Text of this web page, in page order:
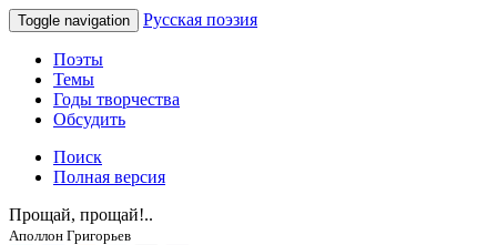
Toggle navigation Русская поэзия
Поэты
Темы
Годы творчества
Обсудить
Поиск
Полная версия
Прощай, прощай!..
Аполлон Григорьев